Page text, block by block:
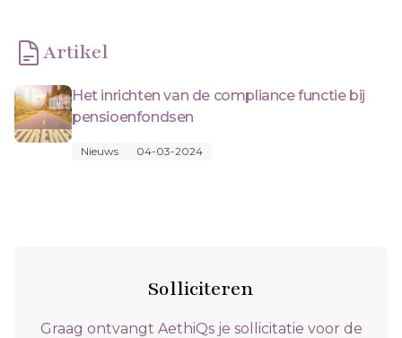
Artikel
Het inrichten van de compliance functie bij
pensioenfondsen
Nieuws 04-03-2024
Solliciteren
Graag ontvangt AethiQs je sollicitatie voor de